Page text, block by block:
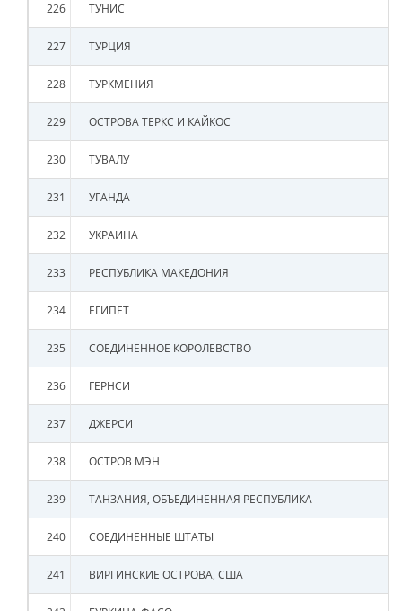
226 ТУНИС
227 ТУРЦИЯ
228 ТУРКМЕНИЯ
229 ОСТРОВА ТЕРКС И КАЙКОС
230 ТУВАЛУ
231 УГАНДА
232 УКРАИНА
233 РЕСПУБЛИКА МАКЕДОНИЯ
234 ЕГИПЕТ
235 СОЕДИНЕННОЕ КОРОЛЕВСТВО
236 ГЕРНСИ
237 ДЖЕРСИ
238 ОСТРОВ МЭН
239 ТАНЗАНИЯ, ОБЪЕДИНЕННАЯ РЕСПУБЛИКА
240 СОЕДИНЕННЫЕ ШТАТЫ
241 ВИРГИНСКИЕ ОСТРОВА, США